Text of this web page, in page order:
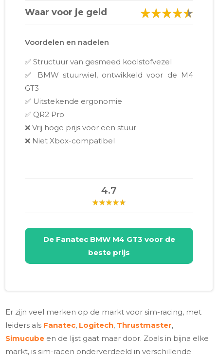
Waar voor je geld
Voordelen en nadelen
✅ Structuur van gesmeed koolstofvezel
✅ BMW stuurwiel, ontwikkeld voor de M4
GT3
✅ Uitstekende ergonomie
✅ QR2 Pro
❌ Vrij hoge prijs voor een stuur
❌ Niet Xbox-compatibel
4.7
De Fanatec BMW M4 GT3 voor de
beste prijs
Er zijn veel merken op de markt voor sim-racing, met
leiders als Fanatec, Logitech, Thrustmaster,
Simucube en de lijst gaat maar door. Zoals in bijna elke
markt, is sim-racen onderverdeeld in verschillende